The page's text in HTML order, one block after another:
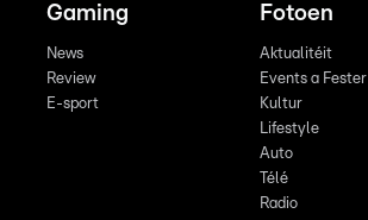
Gaming
News
Review
E-sport
Fotoen
Aktualitéit
Events a Fester
Kultur
Lifestyle
Auto
Télé
Radio